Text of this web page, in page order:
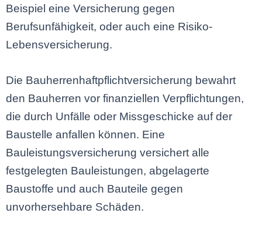
Beispiel eine Versicherung gegen
Berufsunfähigkeit, oder auch eine Risiko-
Lebensversicherung.
Die Bauherrenhaftpflichtversicherung bewahrt
den Bauherren vor finanziellen Verpflichtungen,
die durch Unfälle oder Missgeschicke auf der
Baustelle anfallen können. Eine
Bauleistungsversicherung versichert alle
festgelegten Bauleistungen, abgelagerte
Baustoffe und auch Bauteile gegen
unvorhersehbare Schäden.